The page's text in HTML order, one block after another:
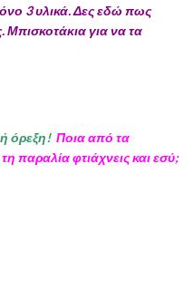
3 υλικά. Δες εδώ πως
Μπισκοτάκια για να τα
όρεξη! Ποια από τα
παραλία φτιάχνεις και εσύ;